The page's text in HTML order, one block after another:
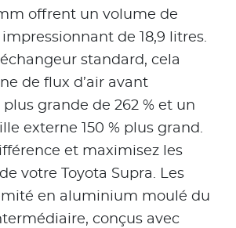
offrent un volume de
de 18,9 litres.
standard, cela
de flux d’air avant
grande de 262 % et un
externe 150 % plus grand.
et maximisez les
votre Toyota Supra. Les
en aluminium moulé du
conçus avec